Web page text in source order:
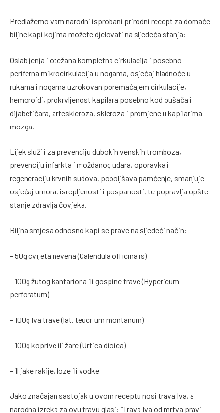
Predlažemo vam narodni isprobani prirodni recept za domaće
biljne kapi kojima možete djelovati na sljedeća stanja:
Oslabljenja i otežana kompletna cirkulacija i posebno
periferna mikrocirkulacija u nogama, osjećaj hladnoće u
rukama i nogama uzrokovan poremaćajem cirkulacije,
hemoroidi, prokrvljenost kapilara posebno kod pušača i
dijabetičara, arteskleroza, skleroza i promjene u kapilarima
mozga.
Lijek služi i za prevenciju dubokih venskih tromboza,
prevenciju infarkta i moždanog udara, oporavka i
regeneraciju krvnih sudova, poboljšava pamćenje, smanjuje
osjećaj umora, isrcpljenosti i pospanosti, te popravlja opšte
stanje zdravlja čovjeka.
Biljna smjesa odnosno kapi se prave na sljedeći način:
– 50g cvijeta nevena (Calendula officinalis)
– 100g žutog kantariona ili gospine trave (Hypericum
perforatum)
– 100g Iva trave (lat. teucrium montanum)
– 100g koprive ili žare (Urtica dioica)
– 1l jake rakije, loze ili vodke
Jako značajan sastojak u ovom receptu nosi trava Iva, a
narodna izreka za ovu travu glasi: “Trava Iva od mrtva pravi